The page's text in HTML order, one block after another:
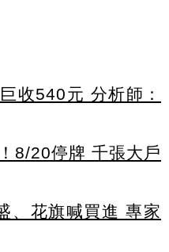
收540元 分析師：
8/20停牌 千張大戶
、花旗喊買進 專家